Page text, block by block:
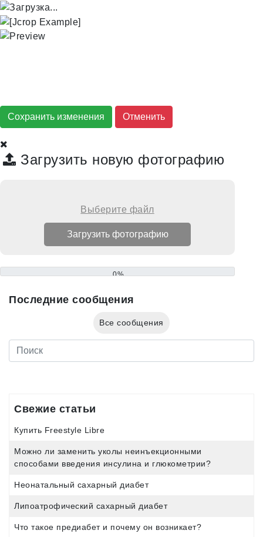
Сохранить изменения
Загрузить новую фотографию
Выберите файл
0%
Последние сообщения
Все сообщения
Свежие статьи
Купить Freestyle Libre
Можно ли заменить уколы неинъекционными
способами введения инсулина и глюкометрии?
Неонатальный сахарный диабет
Липоатрофический сахарный диабет
Что такое предиабет и почему он возникает?